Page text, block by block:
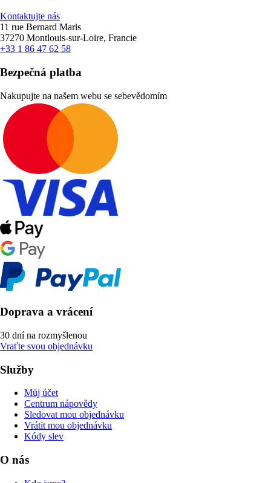
Kontaktujte nás
11 rue Bernard Maris
37270 Montlouis-sur-Loire, Francie
+33 1 86 47 62 58
Bezpečná platba
Nakupujte na našem webu se sebevědomím
Doprava a vrácení
30 dní na rozmyšlenou
Vraťte svou objednávku
Služby
Můj účet
Centrum nápovědy
Sledovat mou objednávku
Vrátit mou objednávku
Kódy slev
O nás